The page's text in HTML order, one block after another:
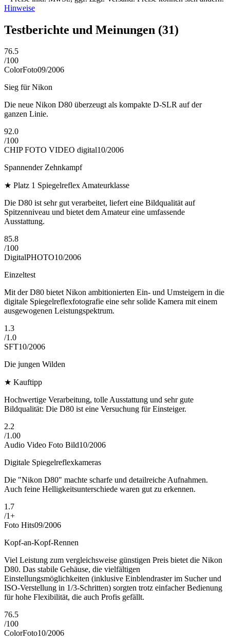
Hinweise
Testberichte und Meinungen (31)
76.5
/100
ColorFoto09/2006
Sieg für Nikon
Die neue Nikon D80 überzeugt als kompakte D-SLR auf der
ganzen Linie.
92.0
/100
CHIP FOTO VIDEO digital10/2006
Spannender Zehnkampf
★ Platz 1 Spiegelreflex Amateurklasse
Die D80 ist sehr gut verarbeitet, liefert eine Bildqualität auf
Spitzenniveau und bietet dem Amateur eine umfassende
Ausstattung.
85.8
/100
DigitalPHOTO10/2006
Einzeltest
Mit der D80 bietet Nikon ambitionierten Ein- und Umsteigern in die
digitale Spiegelreflexfotografie eine sehr solide Kamera mit einem
ausgewogenen Leistungspektrum.
1.3
/1.0
SFT10/2006
Die jungen Wilden
★ Kauftipp
Hochwertige Verarbeitung, tolle Ausstattung und sehr gute
Bildqualität: Die D80 ist eine Versuchung für Einsteiger.
2.2
/1.00
Audio Video Foto Bild10/2006
Digitale Spiegelreflexkameras
Die "Nikon D80" machte scharfe und detailreiche Aufnahmen.
Auch feine Helligkeitsunterschiede waren gut zu erkennen.
1.7
/1+
Foto Hits09/2006
Kopf-an-Kopf-Rennen
Viel Leistung zum vergleichsweise günstigen Preis bietet die Nikon
D80. Das stabile Gehäuse, die vielfältigen
Einstellungsmöglichkeiten (inklusive Einblendraster im Sucher und
ISO-Verstellung in 1/3-Schritten) sorgten trotz einfacher Bedienung
für hohe Flexibilität, die auch Profis gefällt.
76.5
/100
ColorFoto10/2006